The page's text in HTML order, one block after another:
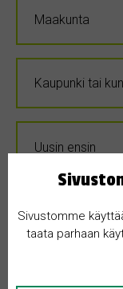
Sivustomme
taata parhaan